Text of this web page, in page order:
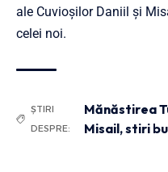
ale Cuvioşilor Daniil şi
celei noi.
ȘTIRI
DESPRE:
Mănăstirea
Misail,stiri